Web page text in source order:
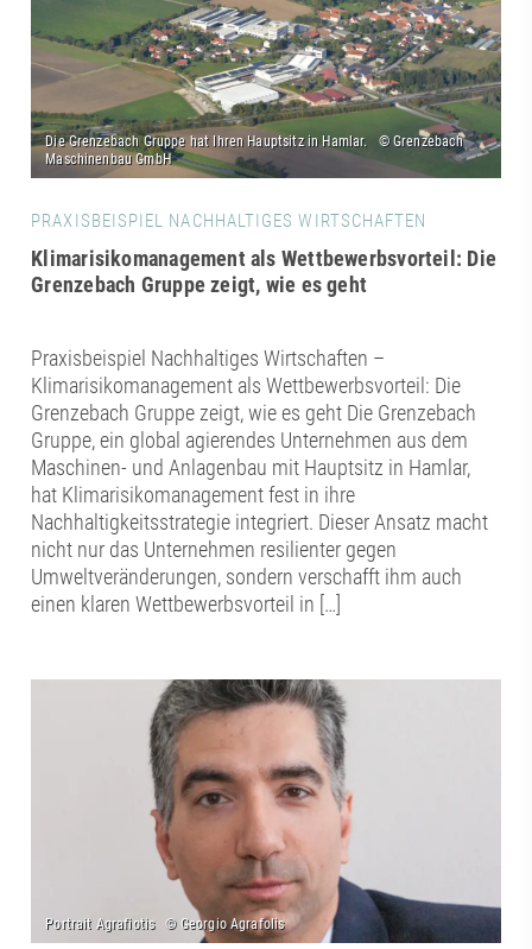
PRAXISBEISPIEL NACHHALTIGES WIRTSCHAFTEN
Klimarisikomanagement als Wettbewerbsvorteil: Die
Grenzebach Gruppe zeigt, wie es geht
Praxisbeispiel Nachhaltiges Wirtschaften –
Klimarisikomanagement als Wettbewerbsvorteil: Die
Grenzebach Gruppe zeigt, wie es geht Die Grenzebach
Gruppe, ein global agierendes Unternehmen aus dem
Maschinen- und Anlagenbau mit Hauptsitz in Hamlar,
hat Klimarisikomanagement fest in ihre
Nachhaltigkeitsstrategie integriert. Dieser Ansatz macht
nicht nur das Unternehmen resilienter gegen
Umweltveränderungen, sondern verschafft ihm auch
einen klaren Wettbewerbsvorteil in […]